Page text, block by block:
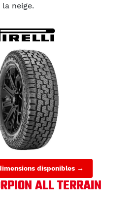
neige.
disponibles →
ALL TERRAIN